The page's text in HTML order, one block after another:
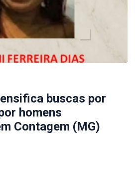
buscas por
homens
Contagem (MG)